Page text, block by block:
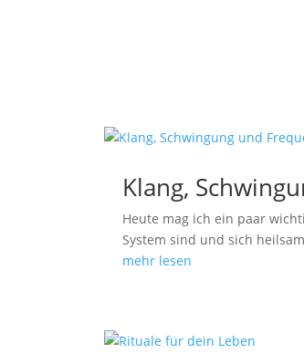
Klang,
Heute mag ich ein paar
System sind und sich
mehr lesen